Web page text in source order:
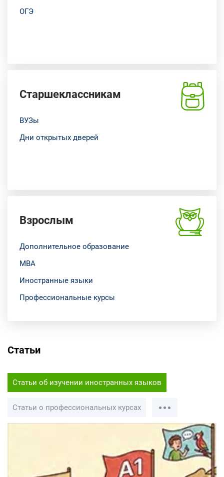
ОГЭ
Старшеклассникам
ВУЗы
Дни открытых дверей
Взрослым
Дополнительное образование
МВА
Иностранные языки
Профессиональные курсы
Статьи
Статьи об изучении иностранных языков
Статьи о профессиональных курсах